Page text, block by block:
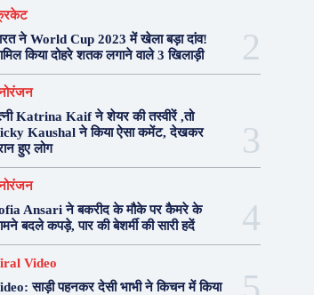
ने World Cup 2023 में खेला बड़ा दांव!
किया दोहरे शतक लगाने वाले 3 खिलाड़ी
Katrina Kaif ने शेयर की तस्वीरें ,तो
Kaushal ने किया ऐसा कमेंट, देखकर
हुए लोग
Ansari ने बकरीद के मौके पर कैमरे के
बदले कपड़े, पार की बेशर्मी की सारी हदें
Video
साड़ी पहनकर देसी भाभी ने किचन में किया